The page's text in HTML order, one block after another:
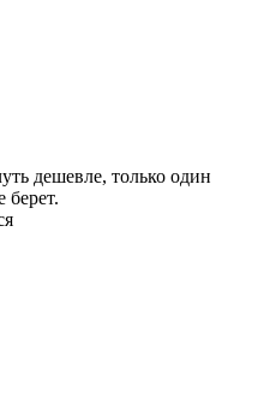
дешевле, только один
берет.